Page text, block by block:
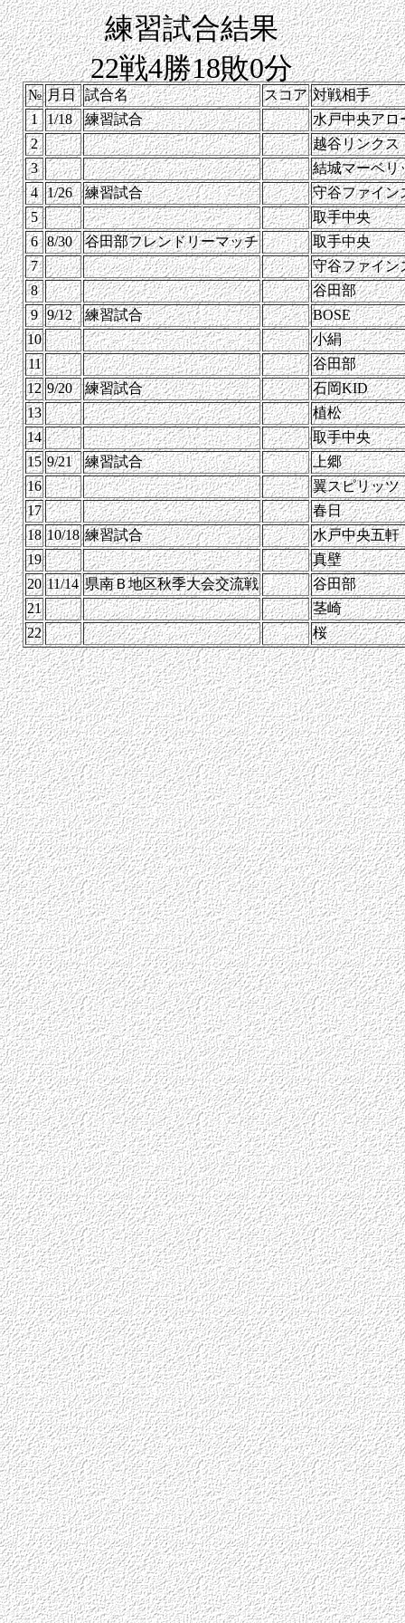
練習試合結果
22戦4勝18敗0分
№ 月日 試合名 スコア 対戦相手
1 1/18 練習試合
水戸中央アロ
2
越谷リンクス
3
結城マーベリ
4 1/26 練習試合
守谷ファイン
5
取手中央
6 8/30 谷田部フレンドリーマッチ
取手中央
7
守谷ファイン
8
谷田部
9 9/12 練習試合
BOSE
10
小絹
11
谷田部
12 9/20 練習試合
石岡KID
13
植松
14
取手中央
15 9/21 練習試合
上郷
16
翼スピリッツ
17
春日
18 10/18 練習試合
水戸中央五軒
19
真壁
20 11/14 県南Ｂ地区秋季大会交流戦
谷田部
21
茎崎
22
桜